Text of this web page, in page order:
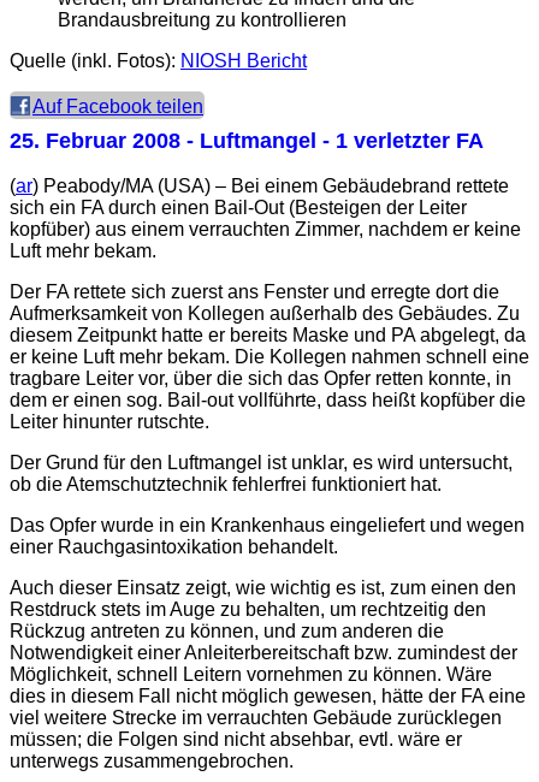
Brandausbreitung zu kontrollieren
Quelle (inkl. Fotos): NIOSH Bericht
Auf Facebook teilen
25. Februar 2008 - Luftmangel - 1 verletzter FA
(ar) Peabody/MA (USA) – Bei einem Gebäudebrand rettete
sich ein FA durch einen Bail-Out (Besteigen der Leiter
kopfüber) aus einem verrauchten Zimmer, nachdem er keine
Luft mehr bekam.
Der FA rettete sich zuerst ans Fenster und erregte dort die
Aufmerksamkeit von Kollegen außerhalb des Gebäudes. Zu
diesem Zeitpunkt hatte er bereits Maske und PA abgelegt, da
er keine Luft mehr bekam. Die Kollegen nahmen schnell eine
tragbare Leiter vor, über die sich das Opfer retten konnte, in
dem er einen sog. Bail-out vollführte, dass heißt kopfüber die
Leiter hinunter rutschte.
Der Grund für den Luftmangel ist unklar, es wird untersucht,
ob die Atemschutztechnik fehlerfrei funktioniert hat.
Das Opfer wurde in ein Krankenhaus eingeliefert und wegen
einer Rauchgasintoxikation behandelt.
Auch dieser Einsatz zeigt, wie wichtig es ist, zum einen den
Restdruck stets im Auge zu behalten, um rechtzeitig den
Rückzug antreten zu können, und zum anderen die
Notwendigkeit einer Anleiterbereitschaft bzw. zumindest der
Möglichkeit, schnell Leitern vornehmen zu können. Wäre
dies in diesem Fall nicht möglich gewesen, hätte der FA eine
viel weitere Strecke im verrauchten Gebäude zurücklegen
müssen; die Folgen sind nicht absehbar, evtl. wäre er
unterwegs zusammengebrochen.